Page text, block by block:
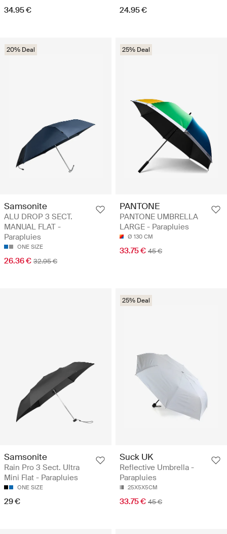
34.95 € 24.95 €
20% Deal
Samsonite
ALU DROP 3 SECT.
MANUAL FLAT -
Parapluies
ONE SIZE
26.36 € 32.95 €
25% Deal
PANTONE
PANTONE UMBRELLA
LARGE - Parapluies
Ø 130 CM
33.75 € 45 €
Samsonite
Rain Pro 3 Sect. Ultra
Mini Flat - Parapluies
ONE SIZE
29 €
25% Deal
Suck UK
Reflective Umbrella -
Parapluies
25X5X5CM
33.75 € 45 €